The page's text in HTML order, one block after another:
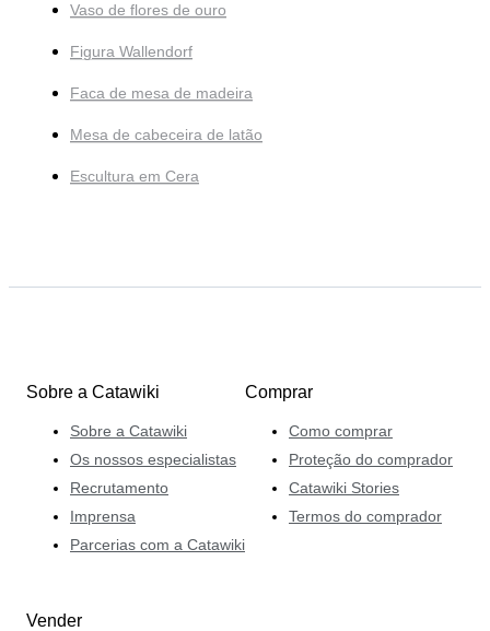
Vaso de flores de ouro
Figura Wallendorf
Faca de mesa de madeira
Mesa de cabeceira de latão
Escultura em Cera
Sobre a Catawiki
Sobre a Catawiki
Os nossos especialistas
Recrutamento
Imprensa
Parcerias com a Catawiki
Comprar
Como comprar
Proteção do comprador
Catawiki Stories
Termos do comprador
Vender